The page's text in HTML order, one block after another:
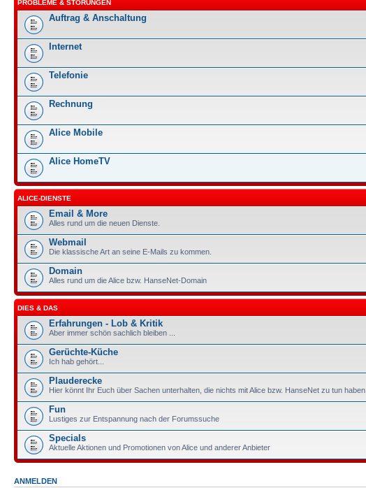
PROBLEME & STÖRUNGEN
Auftrag & Anschaltung
Internet
Telefonie
Rechnung
Alice Mobile
Alice HomeTV
ALICE-DIENSTE
Email & More
Alles rund um die neuen Dienste.
Webmail
Die klassische Art an seine E-Mails zu kommen.
Domain
Alles rund um die Alice bzw. HanseNet-Domain
DIES & DAS
Erfahrungen - Lob & Kritik
Aber immer schön sachlich bleiben ...
Gerüchte-Küche
Ich hab gehört...
Plauderecke
Hier könnt Ihr Euch über Sachen unterhalten, die nichts mit Alice bzw. HanseNet zu tun haben.
Fun
Lustiges zur Entspannung nach der Forumssuche
Specials
Aktuelle Aktionen und Promotionen von Alice und anderer Anbieter
ANMELDEN